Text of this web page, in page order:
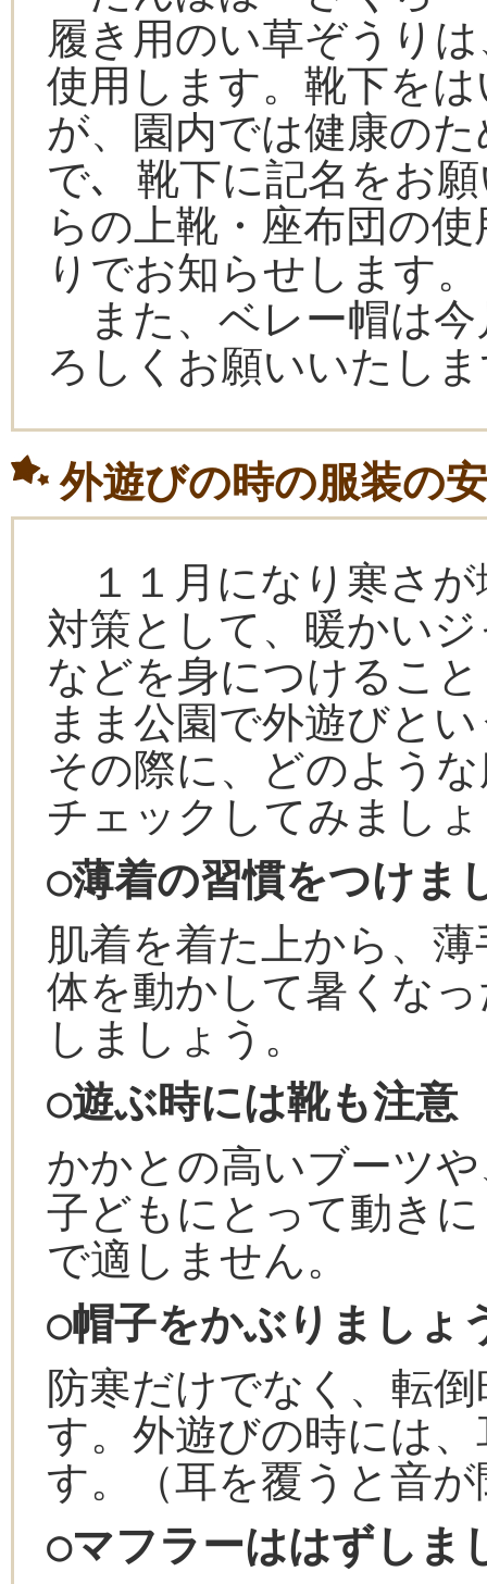
履き用のい草ぞうり
使用します。靴下を
が、園内では健康の
で､ 靴下に記名をお
らの上靴・座布団の
りでお知らせします。
また、ベレー帽は今
ろしくお願いいたし
外遊びの時の服装の
１１月になり寒さが
対策として、暖かい
などを身につけるこ
まま公園で外遊びと
その際に、どのよう
チェックしてみまし
○薄着の習慣をつけま
肌着を着た上から、
体を動かして暑くな
しましょう。
○遊ぶ時には靴も注意
かかとの高いブーツ
子どもにとって動き
で適しません。
○帽子をかぶりましょ
防寒だけでなく、転
す。外遊びの時には
す。（耳を覆うと音
○マフラーははずしま